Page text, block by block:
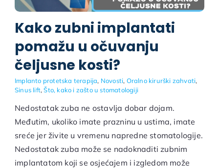
Kako zubni implantati
pomažu u očuvanju
čeljusne kosti?
Implanto protetska terapija, Novosti, Oralno kirurški zahvati,
Sinus lift,Što, kako i zašto u stomatologiji
Nedostatak zuba ne ostavlja dobar dojam.
Međutim, ukoliko imate prazninu u ustima, imate
sreće jer živite u vremenu napredne stomatologije.
Nedostatak zuba može se nadoknaditi zubnim
implantatom koji se osjećajem i izgledom može